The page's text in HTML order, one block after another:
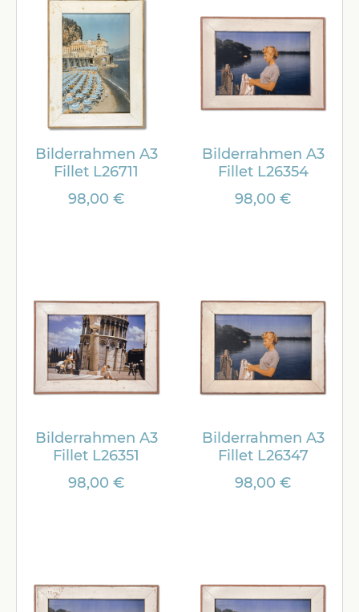
Bilderrahmen A3
Fillet L26711
98,00 €
Bilderrahmen A3
Fillet L26354
98,00 €
Bilderrahmen A3
Fillet L26351
98,00 €
Bilderrahmen A3
Fillet L26347
98,00 €